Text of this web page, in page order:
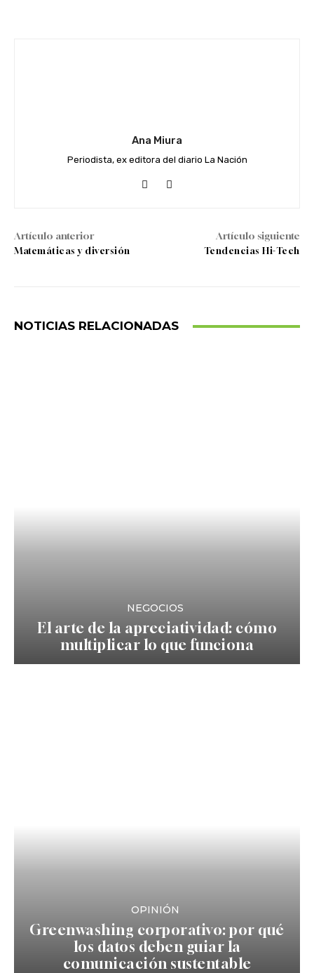
Ana Miura
Periodista, ex editora del diario La Nación
Artículo anterior
Matemáticas y diversión
Artículo siguiente
Tendencias Hi-Tech
NOTICIAS RELACIONADAS
NEGOCIOS
El arte de la apreciatividad: cómo
multiplicar lo que funciona
OPINIÓN
Greenwashing corporativo: por qué
los datos deben guiar la
comunicación sustentable